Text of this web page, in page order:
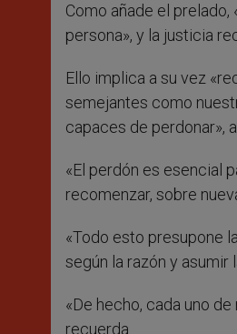
Como añade el
persona», y la justicia
Ello implica a su vez
semejantes como
capaces de perdonar»,
«El perdón es esencial
recomenzar, sobre
«Todo esto presupone
según la razón y asumir
«De hecho, cada uno
recuerda.